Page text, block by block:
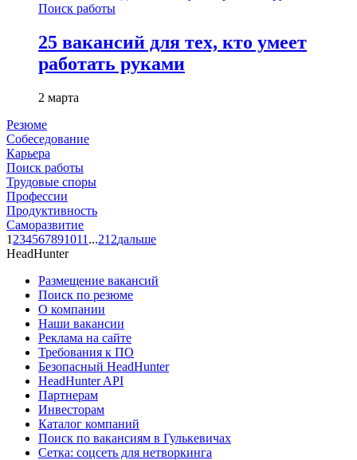
Поиск работы
25 вакансий для тех, кто умеет
работать руками
2 марта
Резюме
Собеседование
Карьера
Поиск работы
Трудовые споры
Профессии
Продуктивность
Саморазвитие
1 234567891011 ...212дальше
HeadHunter
Размещение вакансий
Поиск по резюме
О компании
Наши вакансии
Реклама на сайте
Требования к ПО
Безопасный HeadHunter
HeadHunter API
Партнерам
Инвесторам
Каталог компаний
Поиск по вакансиям в Гулькевичах
Сетка: соцсеть для нетворкинга